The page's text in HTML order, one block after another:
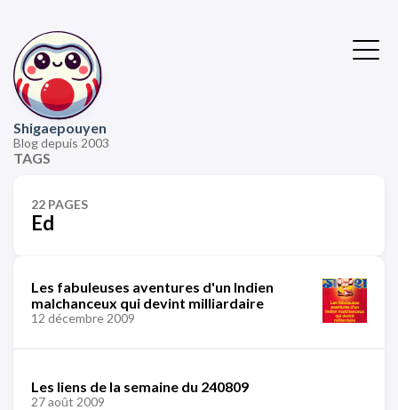
Shigaepouyen
Blog depuis 2003
TAGS
22 PAGES
Ed
Les fabuleuses aventures d'un Indien
malchanceux qui devint milliardaire
12 décembre 2009
Les liens de la semaine du 240809
27 août 2009